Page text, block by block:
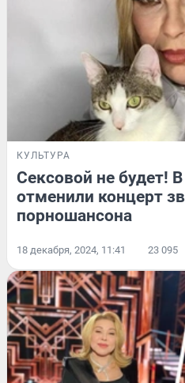
КУЛЬТУРА
Сексовой не будет!
отменили концерт
порношансона
18 декабря, 2024, 11:41 23 095